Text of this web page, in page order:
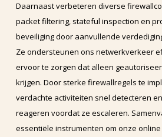
Daarnaast verbeteren diverse
packet filtering, stateful inspection en
beveiliging door aanvullende
Ze ondersteunen ons netwerkverkeer
ervoor te zorgen dat alleen
krijgen. Door sterke firewallregels te
verdachte activiteiten snel detecteren
reageren voordat ze escaleren.
essentiële instrumenten om onze